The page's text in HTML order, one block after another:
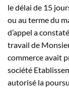
le délai de 15
ou au terme du
d’appel a
travail de
commerce avait
société
autorisé la